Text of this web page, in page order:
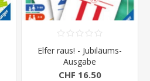
Elfer raus! - Jubiläums-
Ausgabe
CHF 16.50